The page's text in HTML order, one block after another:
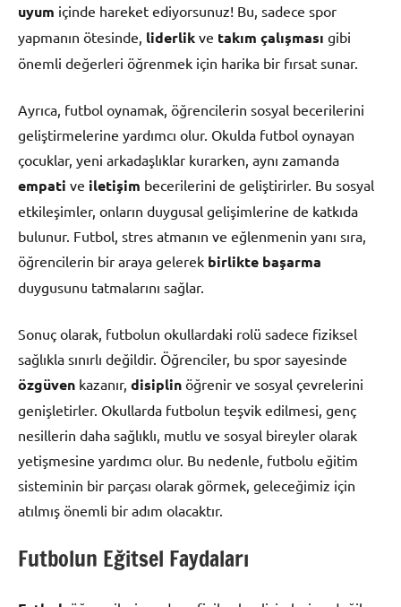
uyum içinde hareket ediyorsunuz! Bu, sadece spor
yapmanın ötesinde, liderlik ve takım çalışması gibi
önemli değerleri öğrenmek için harika bir fırsat sunar.
Ayrıca, futbol oynamak, öğrencilerin sosyal becerilerini
geliştirmelerine yardımcı olur. Okulda futbol oynayan
çocuklar, yeni arkadaşlıklar kurarken, aynı zamanda
empati ve iletişim becerilerini de geliştirirler. Bu sosyal
etkileşimler, onların duygusal gelişimlerine de katkıda
bulunur. Futbol, stres atmanın ve eğlenmenin yanı sıra,
öğrencilerin bir araya gelerek birlikte başarma
duygusunu tatmalarını sağlar.
Sonuç olarak, futbolun okullardaki rolü sadece fiziksel
sağlıkla sınırlı değildir. Öğrenciler, bu spor sayesinde
özgüven kazanır, disiplin öğrenir ve sosyal çevrelerini
genişletirler. Okullarda futbolun teşvik edilmesi, genç
nesillerin daha sağlıklı, mutlu ve sosyal bireyler olarak
yetişmesine yardımcı olur. Bu nedenle, futbolu eğitim
sisteminin bir parçası olarak görmek, geleceğimiz için
atılmış önemli bir adım olacaktır.
Futbolun Eğitsel Faydaları